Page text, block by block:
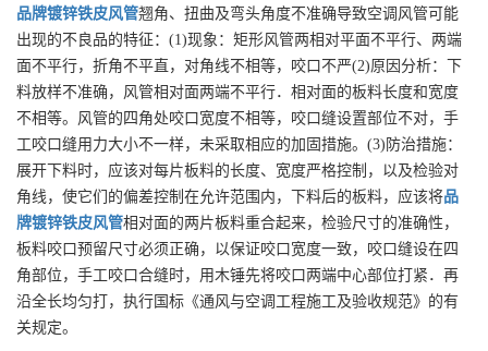
品牌镀锌铁皮风管翘角、扭曲及弯头角度不准确导致空调风管可能
出现的不良品的特征：(1)现象：矩形风管两相对平面不平行、两端
面不平行，折角不平直，对角线不相等，咬口不严(2)原因分析：下
料放样不准确，风管相对面两端不平行．相对面的板料长度和宽度
不相等。风管的四角处咬口宽度不相等，咬口缝设置部位不对，手
工咬口缝用力大小不一样，未采取相应的加固措施。(3)防治措施：
展开下料时，应该对每片板料的长度、宽度严格控制，以及检验对
角线，使它们的偏差控制在允许范围内，下料后的板料，应该将品
牌镀锌铁皮风管相对面的两片板料重合起来，检验尺寸的准确性，
板料咬口预留尺寸必须正确，以保证咬口宽度一致，咬口缝设在四
角部位，手工咬口合缝时，用木锤先将咬口两端中心部位打紧．再
沿全长均匀打，执行国标《通风与空调工程施工及验收规范》的有
关规定。